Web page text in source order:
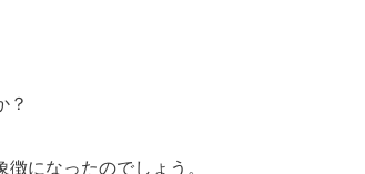
？
になったのでしょう。